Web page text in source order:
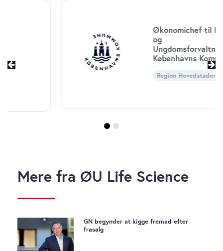
Økonomichef til Børne-
og
Ungdomsforvaltningen i
Københavns Kommune
Region Hovedstaden
Mere fra ØU Life Science
GN begynder at kigge fremad efter
frasalg